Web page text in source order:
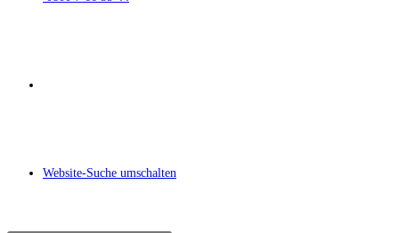
Website-Suche umschalten